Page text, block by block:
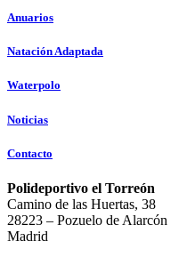
Anuarios
Natación Adaptada
Waterpolo
Noticias
Contacto
Polideportivo el Torreón
Camino de las Huertas, 38
28223 – Pozuelo de Alarcón
Madrid